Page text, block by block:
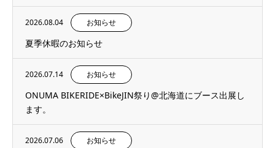
2026.08.04 お知らせ
夏季休暇のお知らせ
2026.07.14 お知らせ
ONUMA BIKERIDE×BikeJIN祭り@北海道にブース出展し
ます。
2026.07.06 お知らせ